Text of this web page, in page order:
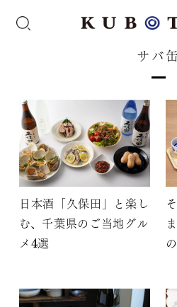
サバ缶
日本酒「久保田」と楽し
む、千葉県のご当地グル
メ4選